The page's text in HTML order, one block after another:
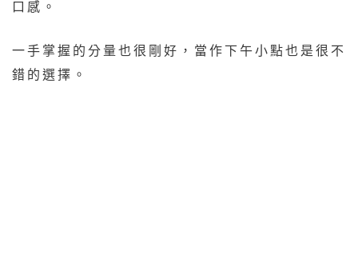
口感。
一手掌握的分量也很剛好，當作下午小點也是很不
錯的選擇。